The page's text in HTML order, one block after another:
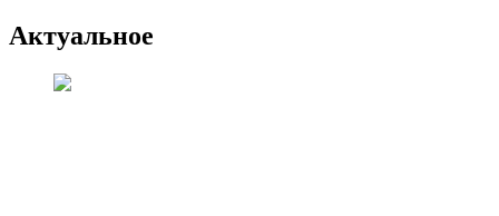
Актуальное